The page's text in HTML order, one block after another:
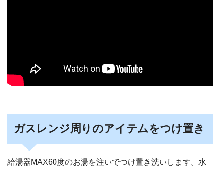
ガスレンジ周りのアイテムをつけ置き
給湯器MAX60度のお湯を注いでつけ置き洗いします。水